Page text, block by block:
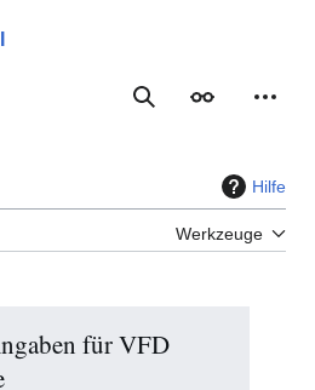
Suche
Hilfe
Werkzeuge
für VFD